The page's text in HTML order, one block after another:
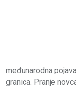
međunarodna
granica. Pranje